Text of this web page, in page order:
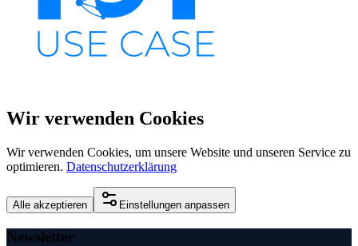
Wir verwenden Cookies
Wir verwenden Cookies, um unsere Website und unseren Service zu
optimieren. Datenschutzerklärung
Alle akzeptieren Einstellungen anpassen
Newsletter